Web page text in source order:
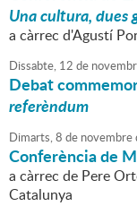
Una cultura, dues
a càrrec d'Agustí
Dissabte, 12 de
Debat
referèndum
Dimarts,8 de novembre
Conferència de
a càrrec de Pere
Catalunya